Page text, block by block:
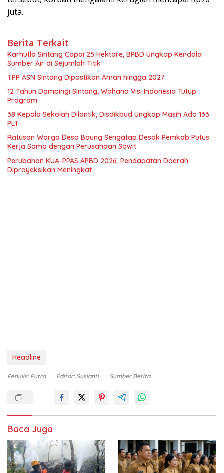
juta.
Berita Terkait
Karhutla Sintang Capai 25 Hektare, BPBD Ungkap Kendala
Sumber Air di Sejumlah Titik
TPP ASN Sintang Dipastikan Aman hingga 2027
12 Tahun Dampingi Sintang, Wahana Visi Indonesia Tutup
Program
38 Kepala Sekolah Dilantik, Disdikbud Ungkap Masih Ada 133
PLT
Ratusan Warga Desa Baung Sengatap Desak Pemkab Putus
Kerja Sama dengan Perusahaan Sawit
Perubahan KUA-PPAS APBD 2026, Pendapatan Daerah
Diproyeksikan Meningkat
Headline
Penulis: Putra Editor: Susianti Sumber Berita
Baca Juga